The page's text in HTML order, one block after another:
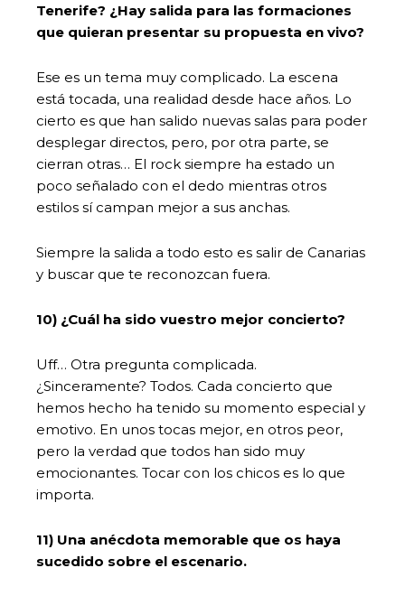
Tenerife? ¿Hay salida para las formaciones
que quieran presentar su propuesta en vivo?
Ese es un tema muy complicado. La escena
está tocada, una realidad desde hace años. Lo
cierto es que han salido nuevas salas para poder
desplegar directos, pero, por otra parte, se
cierran otras… El rock siempre ha estado un
poco señalado con el dedo mientras otros
estilos sí campan mejor a sus anchas.
Siempre la salida a todo esto es salir de Canarias
y buscar que te reconozcan fuera.
10) ¿Cuál ha sido vuestro mejor concierto?
Uff… Otra pregunta complicada.
¿Sinceramente? Todos. Cada concierto que
hemos hecho ha tenido su momento especial y
emotivo. En unos tocas mejor, en otros peor,
pero la verdad que todos han sido muy
emocionantes. Tocar con los chicos es lo que
importa.
11) Una anécdota memorable que os haya
sucedido sobre el escenario.